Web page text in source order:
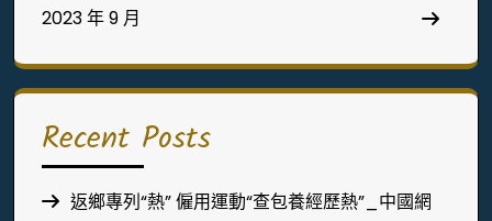
2023 年 9 月
Recent Posts
返鄉專列“熱” 僱用運動“查包養經歷熱”_中國網